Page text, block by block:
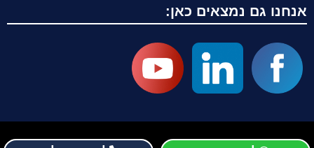
אנחנו גם נמצאים כאן: